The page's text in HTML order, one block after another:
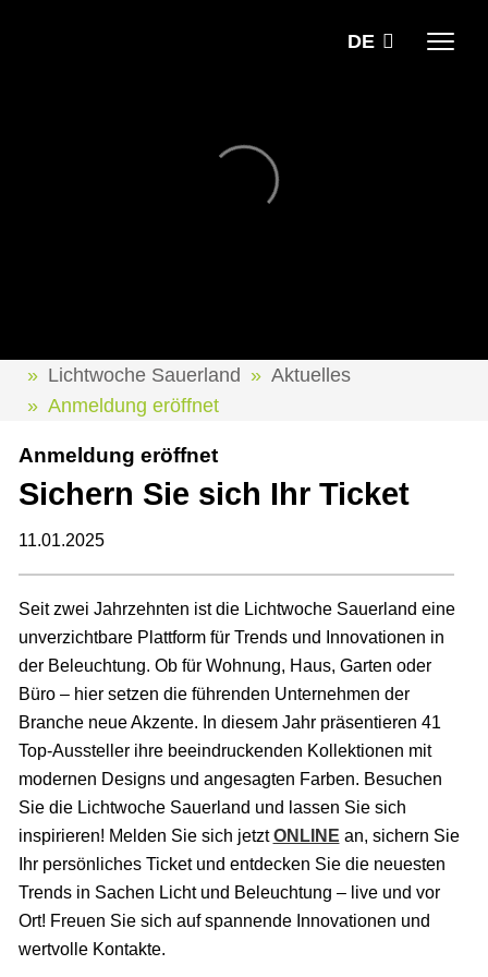
DE
Lichtwoche Sauerland
Aktuelles
Anmeldung eröffnet
Anmeldung eröffnet
Sichern Sie sich Ihr Ticket
11.01.2025
Seit zwei Jahrzehnten ist die Lichtwoche Sauerland eine
unverzichtbare Plattform für Trends und Innovationen in
der Beleuchtung. Ob für Wohnung, Haus, Garten oder
Büro – hier setzen die führenden Unternehmen der
Branche neue Akzente. In diesem Jahr präsentieren 41
Top-Aussteller ihre beeindruckenden Kollektionen mit
modernen Designs und angesagten Farben. Besuchen
Sie die Lichtwoche Sauerland und lassen Sie sich
inspirieren! Melden Sie sich jetztONLINE an, sichern Sie
Ihr persönliches Ticket und entdecken Sie die neuesten
Trends in Sachen Licht und Beleuchtung – live und vor
Ort! Freuen Sie sich auf spannende Innovationen und
wertvolle Kontakte.